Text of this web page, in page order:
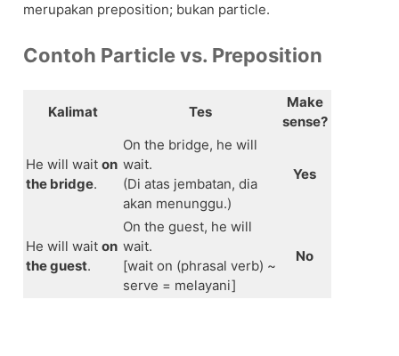
merupakan preposition; bukan particle.
Contoh Particle vs. Preposition
Kalimat Tes
Make
sense?
He will wait on
the bridge.
On the bridge, he will
wait.
(Di atas jembatan, dia
akan menunggu.)
Yes
He will wait on
the guest.
On the guest, he will
wait.
[wait on (phrasal verb) ~
serve = melayani]
No